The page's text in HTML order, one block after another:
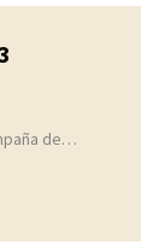
de…